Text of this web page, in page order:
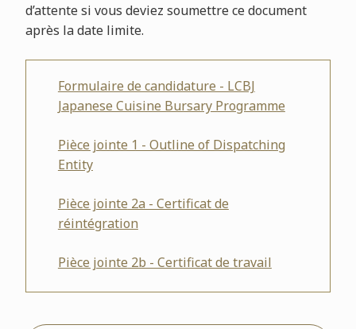
d’attente si vous deviez soumettre ce document
après la date limite.
Formulaire de candidature - LCBJ
Japanese Cuisine Bursary Programme
Pièce jointe 1 - Outline of Dispatching
Entity
Pièce jointe 2a - Certificat de
réintégration
Pièce jointe 2b - Certificat de travail